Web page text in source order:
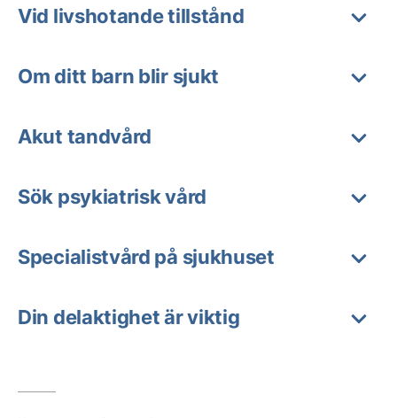
Vid livshotande tillstånd
Om ditt barn blir sjukt
Akut tandvård
Sök psykiatrisk vård
Specialistvård på sjukhuset
Din delaktighet är viktig